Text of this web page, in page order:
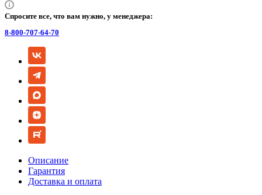
Спросите все, что вам нужно, у менеджера:
8-800-707-64-70
Описание
Гарантия
Доставка и оплата